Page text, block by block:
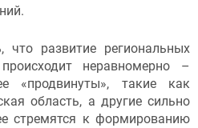
что развитие региональных
неравномерно –
«продвинуты», такие как
область, а другие сильно
стремятся к формированию